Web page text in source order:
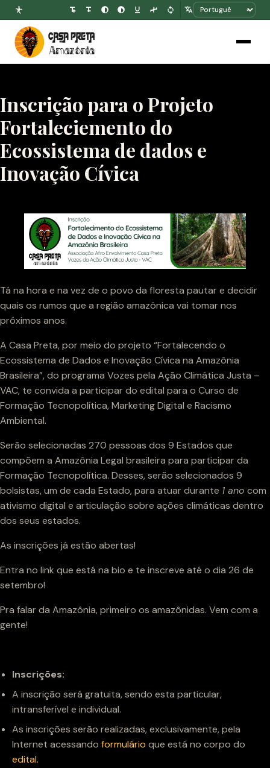
Inscrição para o Projeto
Fortaleciemento do
Ecossistema de dados e
Inovação Cívica
Tá na hora e na vez de o povo da floresta pautar e decidir
quais os rumos que a região amazônica vai tomar nos
próximos anos.
A Casa Preta, por meio do projeto “Fortalecendo o
Ecossistema de Dados e Inovação Cívica na Amazônia
Brasileira”, do programa Vozes pela Ação Climática Justa –
VAC, te convida a participar do edital para o Curso de
Formação Tecnopolítica, Marketing Digital e Racismo
Ambiental.
Serão selecionadas 270 pessoas dos 9 Estados que
compõem a Amazônia Legal brasileira para participar da
Formação Tecnopolítica. Desses, serão selecionados 9
bolsistas, um de cada Estado, para atuar durante 1 ano com
ativismo digital e articulação sobre ações climáticas dentro
dos seus estados.
As inscrições já estão abertas!
Entra no link que está na bio e te inscreve até o dia 26 de
setembro!
Pra falar da Amazônia, primeiro os amazônidas. Vem com a
gente!
Inscrições:
A inscrição será gratuita, sendo esta particular,
intransferível e individual.
As inscrições serão realizadas, exclusivamente, pela
Internet acessando formulário que está no corpo do
edital.